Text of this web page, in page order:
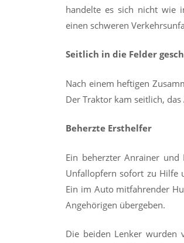
handelte es sich nicht wie
einen schweren
Seitlich in die Felder
Nach einem heftigen
Der Traktor kam seitlich,
Beherzte Ersthelfer
Ein beherzter Anrainer und
Unfallopfern sofort zu Hilfe
Ein im Auto mitfahrender
Angehörigen übergeben.
Die beiden Lenker wurden